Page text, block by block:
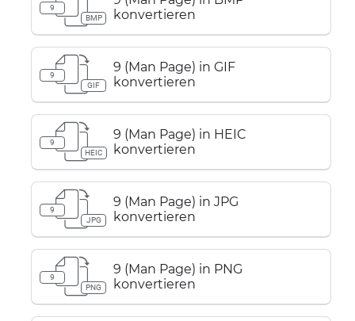
9
BMP
konvertieren
9
GIF
9 (Man Page) in GIF
konvertieren
9
HEIC
9 (Man Page) in HEIC
konvertieren
9
JPG
9 (Man Page) in JPG
konvertieren
9
PNG
9 (Man Page) in PNG
konvertieren